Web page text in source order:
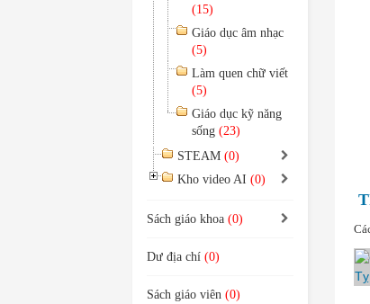
(15)
Giáo dục âm nhạc
(5)
Làm quen chữ viết
(5)
Giáo dục kỹ năng
sống (23)
STEAM (0)
Kho video AI (0)
Sách giáo khoa (0)
Dư địa chí (0)
Sách giáo viên (0)